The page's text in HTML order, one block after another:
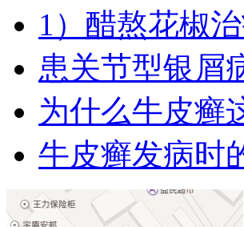
1）醋熬花椒
患关节型银屑
为什么牛皮癣
牛皮癣发病时